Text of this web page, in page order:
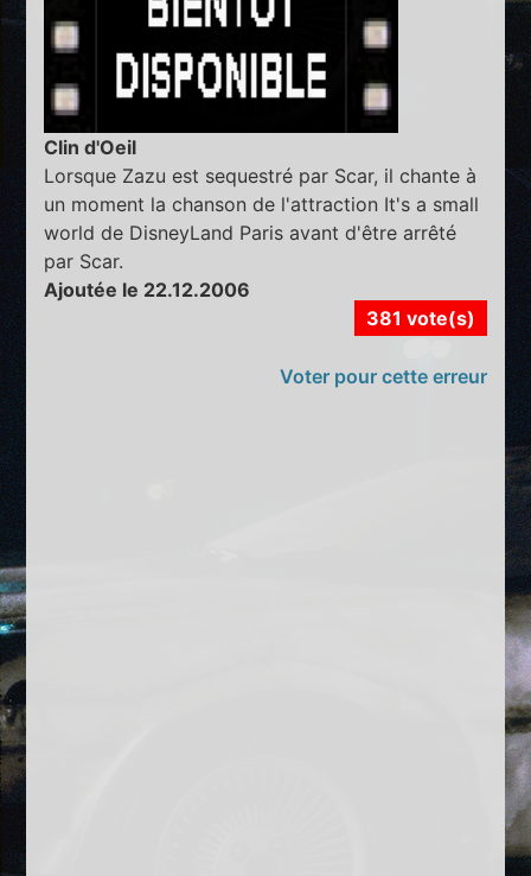
Clin d'Oeil
Lorsque Zazu est sequestré par Scar, il chante à
un moment la chanson de l'attraction It's a small
world de DisneyLand Paris avant d'être arrêté
par Scar.
Ajoutée le 22.12.2006
381 vote(s)
Voter pour cette erreur